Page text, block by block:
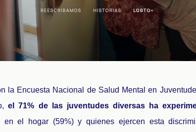
la Encuesta Nacional de Salud Mental en
el 71% de las juventudes diversas ha
en el hogar (59%) y quienes ejercen esta